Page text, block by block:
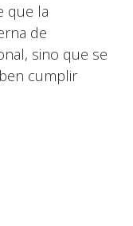
que la
de
sino que se
cumplir